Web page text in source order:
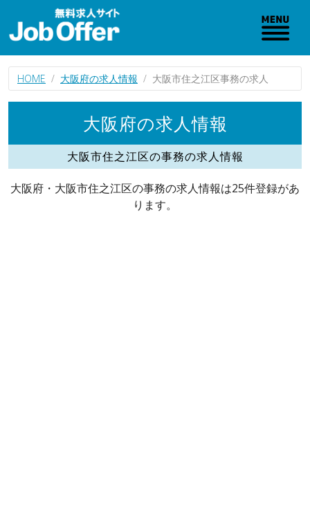
HOME 大阪府の求人情報 大阪市住之江区事務の求人
大阪府の求人情報
大阪市住之江区の事務の求人情報
大阪府・大阪市住之江区の事務の求人情報は25件登録があ
ります。